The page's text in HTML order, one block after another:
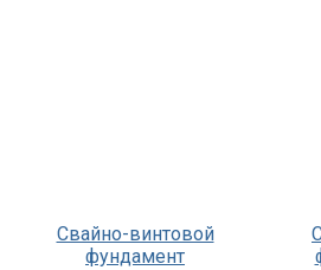
Свайно-винтовой
фундамент